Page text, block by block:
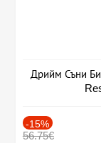
Дрийм Съни
-15%
56.75€